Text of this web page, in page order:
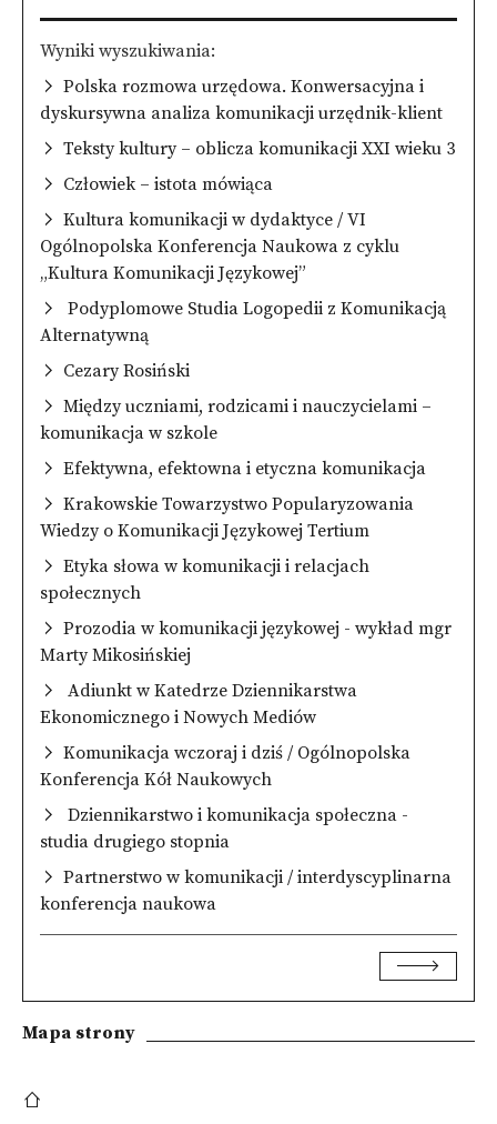
Wyniki wyszukiwania
Polska rozmowa urzędowa. Konwersacyjna i
dyskursywna analiza komunikacji urzędnik-klient
Teksty kultury – oblicza komunikacji XXI wieku 3
Człowiek – istota mówiąca
Kultura komunikacji w dydaktyce / VI
Ogólnopolska Konferencja Naukowa z cyklu
„Kultura Komunikacji Językowej”
Podyplomowe Studia Logopedii z Komunikacją
Alternatywną
Cezary Rosiński
Między uczniami, rodzicami i nauczycielami –
komunikacja w szkole
Efektywna, efektowna i etyczna komunikacja
Krakowskie Towarzystwo Popularyzowania
Wiedzy o Komunikacji Językowej Tertium
Etyka słowa w komunikacji i relacjach
społecznych
Prozodia w komunikacji językowej - wykład mgr
Marty Mikosińskiej
Adiunkt w Katedrze Dziennikarstwa
Ekonomicznego i Nowych Mediów
Komunikacja wczoraj i dziś / Ogólnopolska
Konferencja Kół Naukowych
Dziennikarstwo i komunikacja społeczna -
studia drugiego stopnia
Partnerstwo w komunikacji / interdyscyplinarna
konferencja naukowa
Mapa strony